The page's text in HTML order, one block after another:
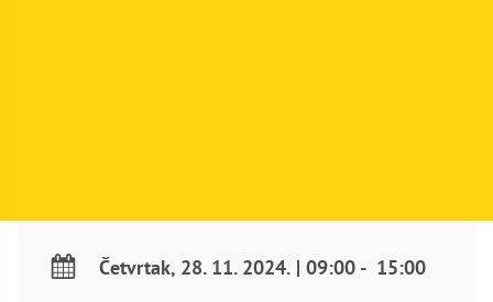
Četvrtak, 28. 11. 2024. | 09:00 - 15:00